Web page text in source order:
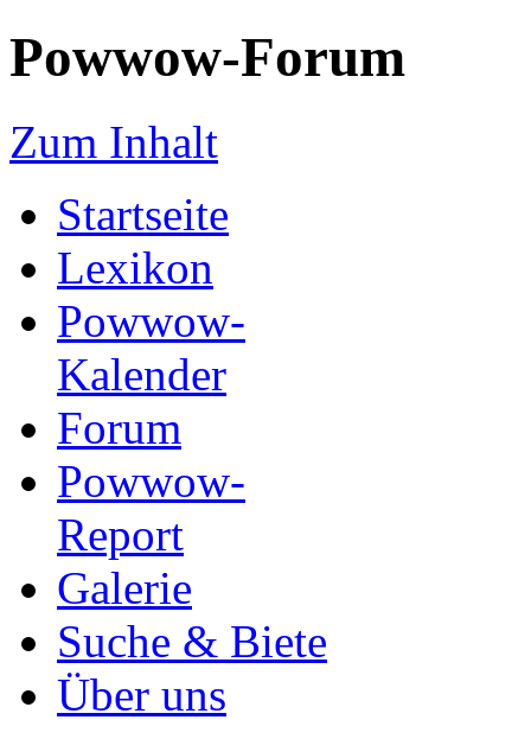
Powwow-Forum
Zum Inhalt
Startseite
Lexikon
Powwow-
Kalender
Forum
Powwow-
Report
Galerie
Suche & Biete
Über uns